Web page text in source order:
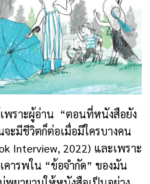
พราะผู้อ่าน “ตอนที่หนังสือยัง
ะมีชีวิตก็ต่อเมื่อมีใครบางคน
Interview, 2022) และเพราะ
คารพใน “ข้อจำกัด” ของมัน